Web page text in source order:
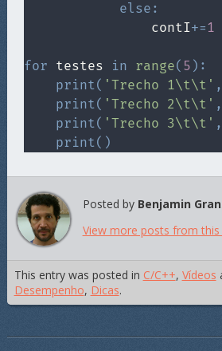
else :
                contI
+=1
for testes in range( 5 ) :
print( 'Trecho 1\t\t' ,
print( 'Trecho 2\t\t' ,
print( 'Trecho 3\t\t' ,
print( )
Posted by Benjamin
View more posts from
This entry was posted in C/C++, Vídeos
Desempenho, Dicas.